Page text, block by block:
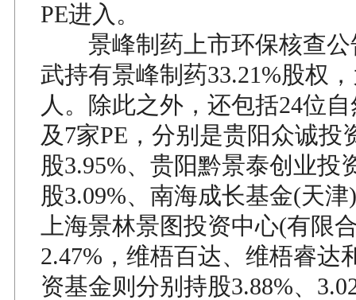
PE进入。
景峰制药上市环保核查公
武持有景峰制药33.21%股权
人。除此之外，还包括24位
及7家PE，分别是贵阳众诚投
股3.95%、贵阳黔景泰创业投
股3.09%、南海成长基金(天津
上海景林景图投资中心(有限
2.47%，维梧百达、维梧睿达
资基金则分别持股3.88%、